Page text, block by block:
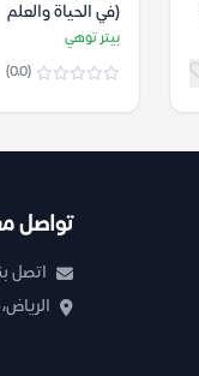
(في الحياة والعلم
والفن) – بيتر توهي
بيتر توهي
(0.0)
تواصل
اتصل